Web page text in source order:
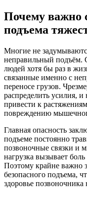
Почему важно
подъема
Многие не
неправильный подъём.
людей хотя бы раз в
связанные именно с
переносе грузов.
распределить усилия,
привести к
повреждению
Главная опасность
подъеме постоянно
позвоночные связки и
нагрузка вызывает
Поэтому крайне важно
безопасного подъема,
здоровье позвоночника